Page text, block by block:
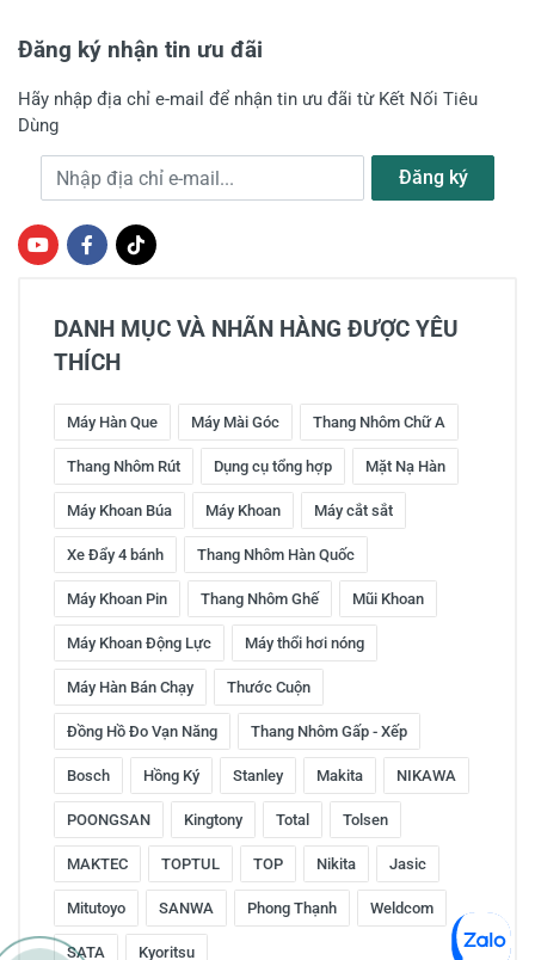
Đăng ký nhận tin ưu đãi
Hãy nhập địa chỉ e-mail để nhận tin ưu đãi từ Kết Nối Tiêu
Dùng
Địa chỉ e-mail Đăng ký
DANH MỤC VÀ NHÃN HÀNG ĐƯỢC YÊU
THÍCH
Máy Hàn Que Máy Mài Góc Thang Nhôm Chữ A
Thang Nhôm Rút Dụng cụ tổng hợp Mặt Nạ Hàn
Máy Khoan Búa Máy Khoan Máy cắt sắt
Xe Đẩy 4 bánh Thang Nhôm Hàn Quốc
Máy Khoan Pin Thang Nhôm Ghế Mũi Khoan
Máy Khoan Động Lực Máy thổi hơi nóng
Máy Hàn Bán Chạy Thước Cuộn
Đồng Hồ Đo Vạn Năng Thang Nhôm Gấp - Xếp
Bosch Hồng Ký Stanley Makita NIKAWA
POONGSAN Kingtony Total Tolsen
MAKTEC TOPTUL TOP Nikita Jasic
Mitutoyo SANWA Phong Thạnh Weldcom
SATA Kyoritsu